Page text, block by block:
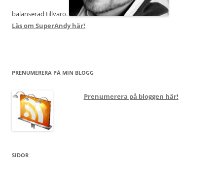
balanserad tillvaro.
Läs om SuperAndy här!
PRENUMERERA PÅ MIN BLOGG
Prenumerera på bloggen här!
SIDOR